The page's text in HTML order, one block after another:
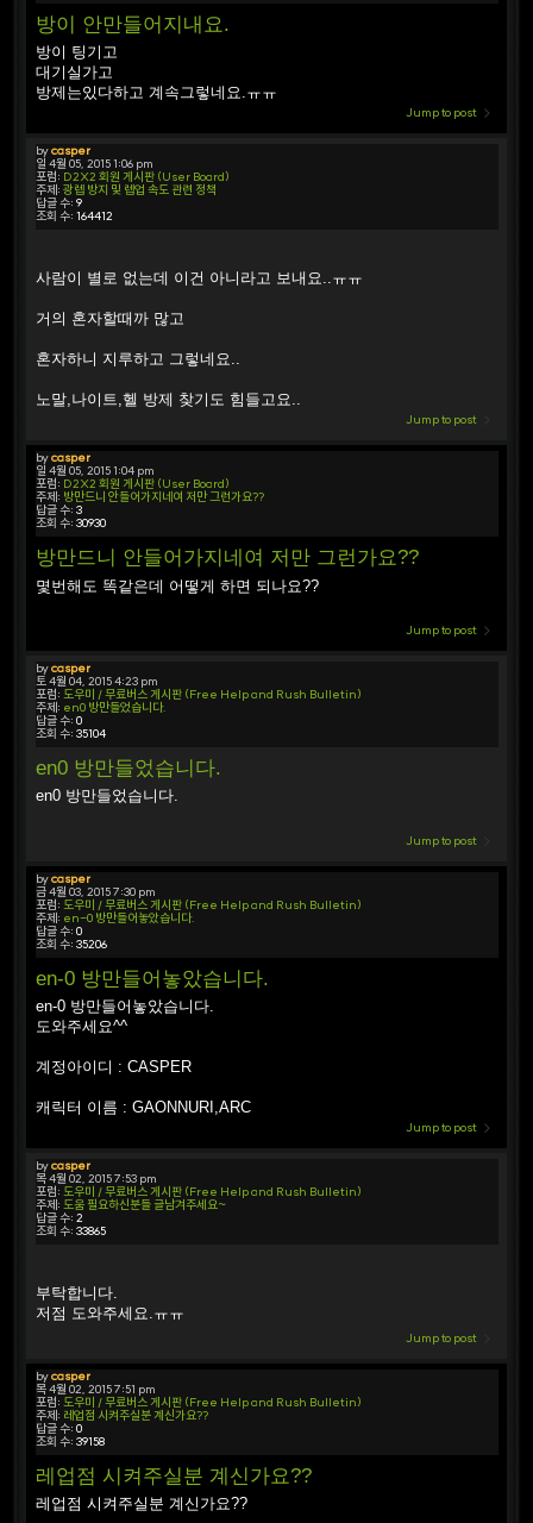
방이 안만들어지내요.
방이 팅기고
대기실가고
방제는있다하고 계속그렇네요.ㅠㅠ
Jump to post
bycasper
일 4월 05, 2015 1:06 pm
포럼: D2X2 회원 게시판 (User Board)
주제: 광렙 방지 및 렙업 속도 관련 정책
답글 수: 9
조회 수: 164412
사람이 별로 없는데 이건 아니라고 보내요..ㅠㅠ
거의 혼자할때까 많고
혼자하니 지루하고 그렇네요..
노말,나이트,헬 방제 찾기도 힘들고요..
Jump to post
bycasper
일 4월 05, 2015 1:04 pm
포럼: D2X2 회원 게시판 (User Board)
주제: 방만드니 안들어가지네여 저만 그런가요??
답글 수: 3
조회 수: 30930
방만드니 안들어가지네여 저만 그런가요??
몇번해도 똑같은데 어떻게 하면 되나요??
Jump to post
bycasper
토 4월 04, 2015 4:23 pm
포럼: 도우미 / 무료버스 게시판 (Free Help and Rush Bulletin)
주제: en0 방만들었습니다.
답글 수: 0
조회 수: 35104
en0 방만들었습니다.
en0 방만들었습니다.
Jump to post
bycasper
금 4월 03, 2015 7:30 pm
포럼: 도우미 / 무료버스 게시판 (Free Help and Rush Bulletin)
주제: en-0 방만들어놓았습니다.
답글 수: 0
조회 수: 35206
en-0 방만들어놓았습니다.
en-0 방만들어놓았습니다.
도와주세요^^
계정아이디 : CASPER
캐릭터 이름 : GAONNURI,ARC
Jump to post
bycasper
목 4월 02, 2015 7:53 pm
포럼: 도우미 / 무료버스 게시판 (Free Help and Rush Bulletin)
주제: 도움 필요하신분들 글남겨주세요~
답글 수: 2
조회 수: 33865
부탁합니다.
저점 도와주세요.ㅠㅠ
Jump to post
bycasper
목 4월 02, 2015 7:51 pm
포럼: 도우미 / 무료버스 게시판 (Free Help and Rush Bulletin)
주제: 레업점 시켜주실분 계신가요??
답글 수: 0
조회 수: 39158
레업점 시켜주실분 계신가요??
레업점 시켜주실분 계신가요??